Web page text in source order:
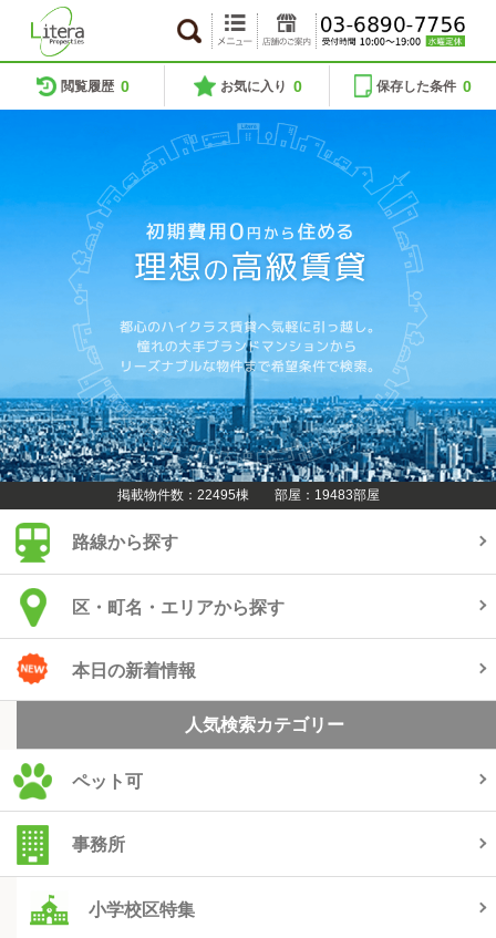
閲覧履歴 0 お気に入り 0 保存した条件 0
掲載物件数：22495棟 部屋：19483部屋
路線から探す
区・町名・エリアから探す
本日の新着情報
人気検索カテゴリー
ペット可
事務所
小学校区特集